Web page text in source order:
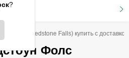
?
Фолс (Redstone Falls) купить с доставкой
Фолс